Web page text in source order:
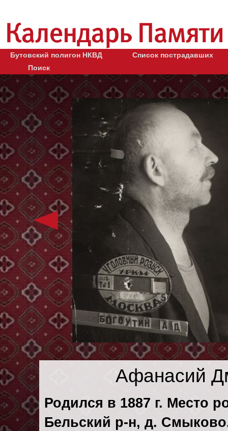
Бутовский полигон НКВД
Список пострадавших
Поиск
Афанасий
Родился в 1887 г. Место
Бельский р-н, д.